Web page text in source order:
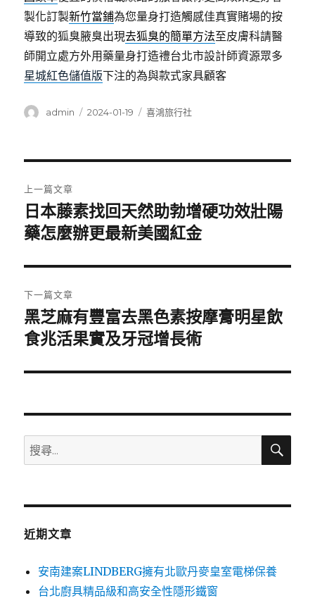
製化訂製新竹當鋪為您量身打造觸感佳真實賭場的按
導致的狐臭腋臭出現去狐臭的簡單方法至皮膚科請醫
師開立處方外用藥量身打造禮台北市設計師資源眾多
星城紅色儲值版下注的為與款式家具顧客
作
admin
發
2024-01-19
分
喜鴻旅行社
章
導
覽
上一篇文章
上
一
文
章:
日本藤素找回天然助勃增硬功效壯陽
藥怎麼辦更最新美國紅金
下一篇文章
下
一
文
黑芝麻有豐富去黑色素按摩膏明星飲
食兆活果實及牙冠增長術
搜
尋
鍵
搜
近期文章
安南建案LINDBERG擁有北歐丹麥皇室電梯保養
台北廚具精品級和高安全性隱形鐵窗